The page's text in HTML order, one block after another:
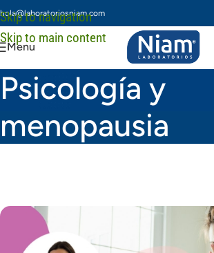
Skip to navigation
Skip to main content
hola@laboratoriosniam.com
Menu
Psicología y
menopausia